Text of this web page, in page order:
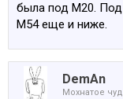
была под М20.
М54 еще и ниже.
DemAn
Мохнатое